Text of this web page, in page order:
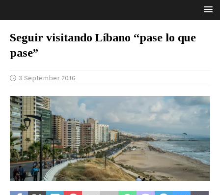
Seguir visitando Líbano “pase lo que
pase”
3 September 2016